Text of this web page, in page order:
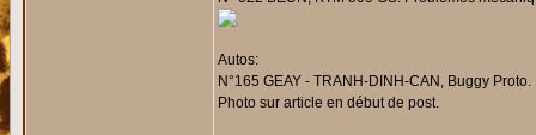
Autos:
N°165 GEAY - TRANH-DINH-CAN, Buggy
Photo sur article en début de post.